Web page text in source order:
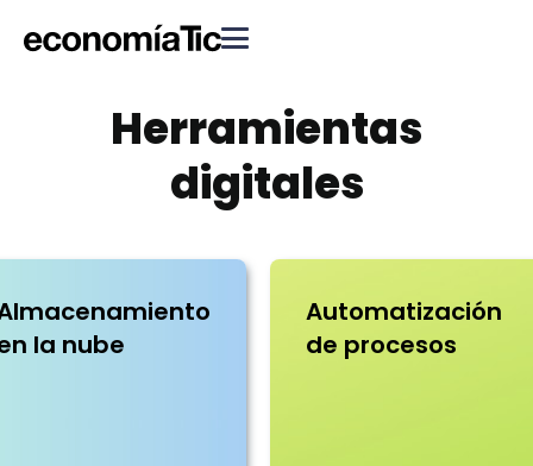
Herramientas
digitales
la nube
Automatización
de procesos